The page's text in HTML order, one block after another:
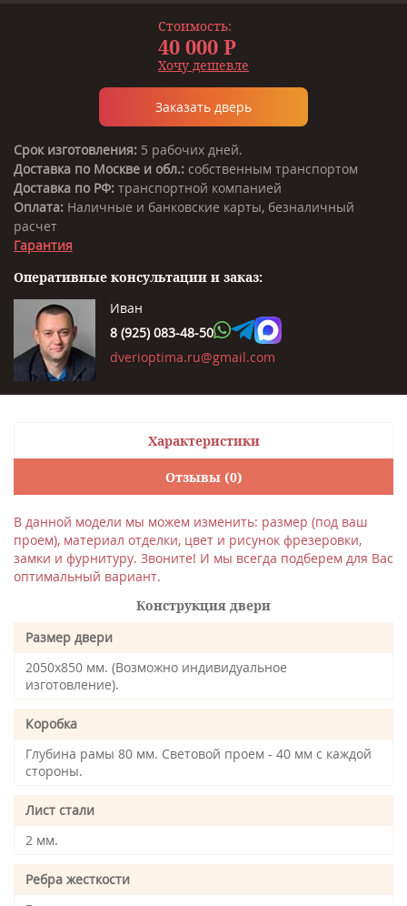
Стоимость:
40 000 Р
Хочу дешевле
Заказать дверь
Срок изготовления: 5 рабочих дней.
Доставка по Москве и обл.: собственным транспортом
Доставка по РФ: транспортной компанией
Оплата: Наличные и банковские карты, безналичный
расчет
Гарантия
Оперативные консультации и заказ:
Иван
8 (925) 083-48-50
dverioptima.ru@gmail.com
Характеристики
Отзывы (0)
В данной модели мы можем изменить: размер (под ваш
проем), материал отделки, цвет и рисунок фрезеровки,
замки и фурнитуру. Звоните! И мы всегда подберем для Вас
оптимальный вариант.
Конструкция двери
Размер двери
2050х850 мм. (Возможно индивидуальное
изготовление).
Коробка
Глубина рамы 80 мм. Световой проем - 40 мм с каждой
стороны.
Лист стали
2 мм.
Ребра жесткости